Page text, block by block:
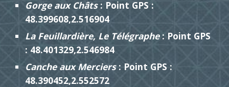
Gorge aux Châts: Point GPS :
48.399608,2.516904
La Feuillardière, Le Télégraphe: Point GPS
: 48.401329,2.546984
Canche aux Merciers: Point GPS :
48.390452,2.552572